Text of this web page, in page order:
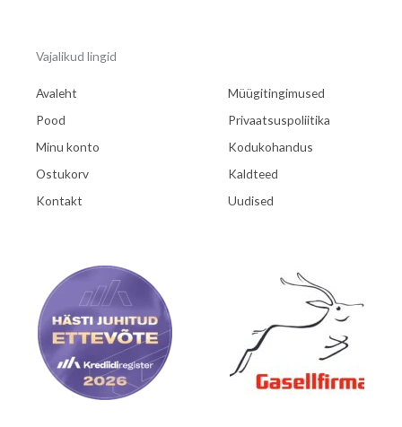
Vajalikud lingid
Avaleht
Pood
Minu konto
Ostukorv
Kontakt
Müügitingimused
Privaatsuspoliitika
Kodukohandus
Kaldteed
Uudised